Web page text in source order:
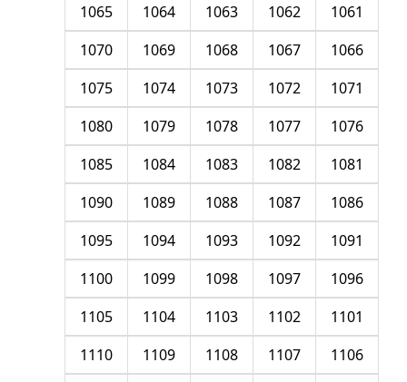
1061
1062
1063
1064
1065
1066
1067
1068
1069
1070
1071
1072
1073
1074
1075
1076
1077
1078
1079
1080
1081
1082
1083
1084
1085
1086
1087
1088
1089
1090
1091
1092
1093
1094
1095
1096
1097
1098
1099
1100
1101
1102
1103
1104
1105
1106
1107
1108
1109
1110